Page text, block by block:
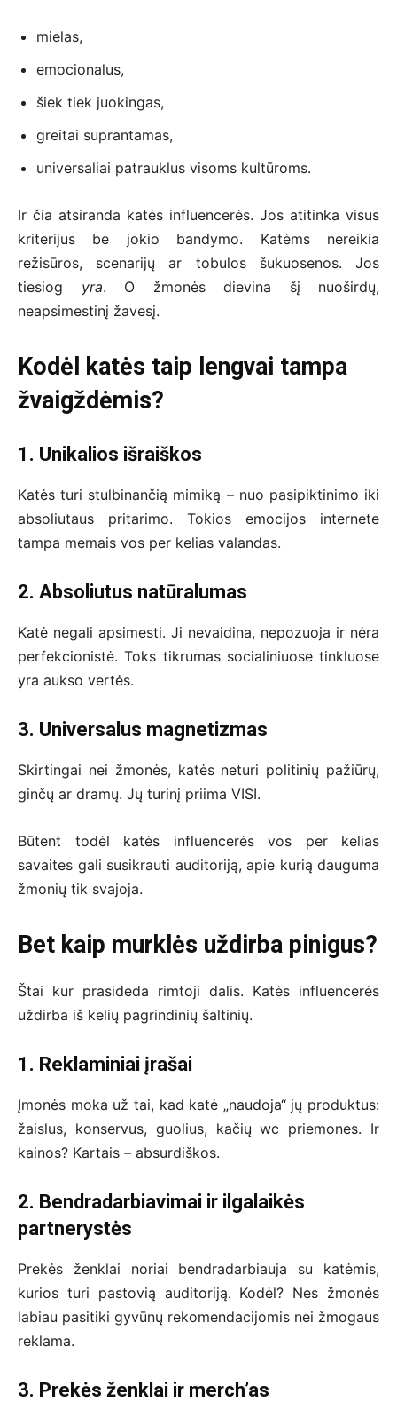
mielas,
emocionalus,
šiek tiek juokingas,
greitai suprantamas,
universaliai patrauklus visoms kultūroms.
Ir čia atsiranda katės influencerės. Jos atitinka visus
kriterijus be jokio bandymo. Katėms nereikia
režisūros, scenarijų ar tobulos šukuosenos. Jos
tiesiog yra. O žmonės dievina šį nuoširdų,
neapsimestinį žavesį.
Kodėl katės taip lengvai tampa
žvaigždėmis?
1. Unikalios išraiškos
Katės turi stulbinančią mimiką – nuo pasipiktinimo iki
absoliutaus pritarimo. Tokios emocijos internete
tampa memais vos per kelias valandas.
2. Absoliutus natūralumas
Katė negali apsimesti. Ji nevaidina, nepozuoja ir nėra
perfekcionistė. Toks tikrumas socialiniuose tinkluose
yra aukso vertės.
3. Universalus magnetizmas
Skirtingai nei žmonės, katės neturi politinių pažiūrų,
ginčų ar dramų. Jų turinį priima VISI.
Būtent todėl katės influencerės vos per kelias
savaites gali susikrauti auditoriją, apie kurią dauguma
žmonių tik svajoja.
Bet kaip murklės uždirba pinigus?
Štai kur prasideda rimtoji dalis. Katės influencerės
uždirba iš kelių pagrindinių šaltinių.
1. Reklaminiai įrašai
Įmonės moka už tai, kad katė „naudoja“ jų produktus:
žaislus, konservus, guolius, kačių wc priemones. Ir
kainos? Kartais – absurdiškos.
2. Bendradarbiavimai ir ilgalaikės
partnerystės
Prekės ženklai noriai bendradarbiauja su katėmis,
kurios turi pastovią auditoriją. Kodėl? Nes žmonės
labiau pasitiki gyvūnų rekomendacijomis nei žmogaus
reklama.
3. Prekės ženklai ir merch’as